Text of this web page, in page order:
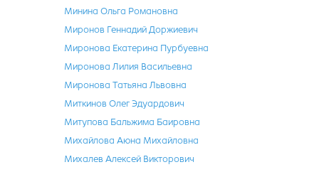
Минина Ольга Романовна
Миронов Геннадий Доржиевич
Миронова Екатерина Пурбуевна
Миронова Лилия Васильевна
Миронова Татьяна Львовна
Миткинов Олег Эдуардович
Митупова Бальжима Баировна
Михайлова Аюна Михайловна
Михалев Алексей Викторович